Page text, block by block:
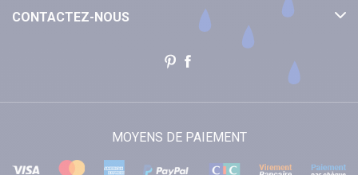
CONTACTEZ-NOUS
MOYENS DE PAIEMENT